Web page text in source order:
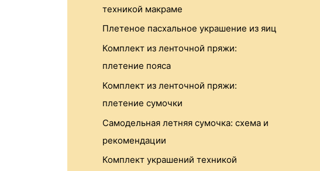
техникой макраме
Плетеное пасхальное украшение из яиц
Комплект из ленточной пряжи:
плетение пояса
Комплект из ленточной пряжи:
плетение сумочки
Самодельная летняя сумочка: схема и
рекомендации
Комплект украшений техникой